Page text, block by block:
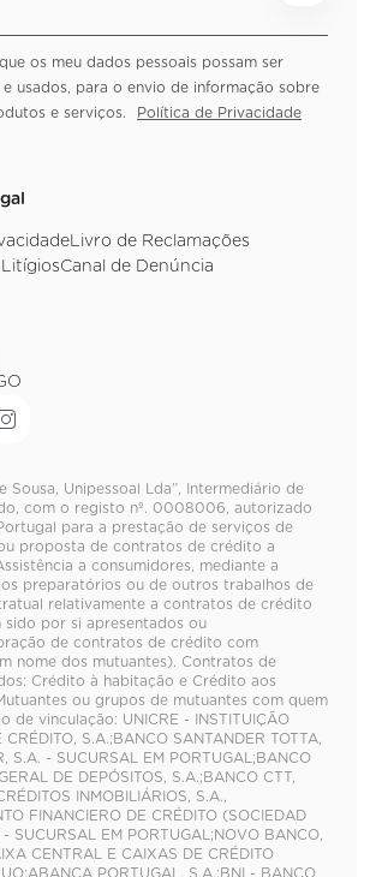
os meu dados pessoais possam ser
usados, para o envio de informação sobre
e serviços.
Política de Privacidade
Livro de Reclamações
Canal de Denúncia
Sousa, Unipessoal Lda”, Intermediário de
com o registo nº. 0008006, autorizado
para a prestação de serviços de
proposta de contratos de crédito a
a consumidores, mediante a
preparatórios ou de outros trabalhos de
relativamente a contratos de crédito
sido por si apresentados ou
de contratos de crédito com
nome dos mutuantes). Contratos de
Crédito à habitação e Crédito aos
ou grupos de mutuantes com quem
de vinculação: UNICRE - INSTITUIÇÃO
CRÉDITO, S.A.;BANCO SANTANDER TOTTA,
S.A. - SUCURSAL EM PORTUGAL;BANCO
DE DEPÓSITOS, S.A.;BANCO CTT,
INMOBILIÁRIOS, S.A.,
FINANCIERO DE CRÉDITO (SOCIEDAD
SUCURSAL EM PORTUGAL;NOVO BANCO,
CENTRAL E CAIXAS DE CRÉDITO
PORTUGAL, S.A.;BNI - BANCO